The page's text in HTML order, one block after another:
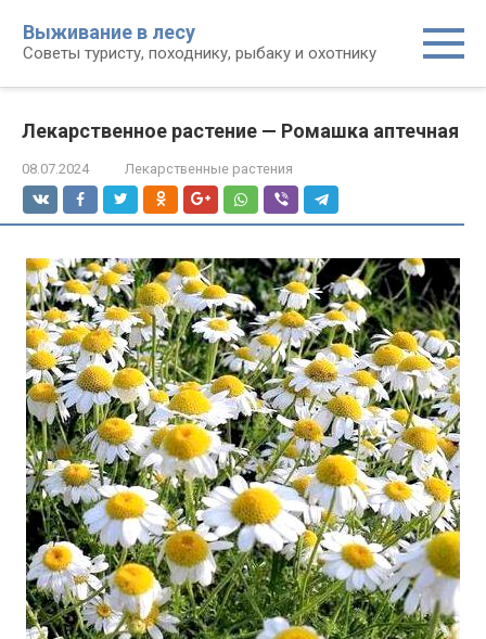
контенту
Выживание в лесу
Советы туристу, походнику, рыбаку и охотнику
Лекарственное растение — Ромашка аптечная
08.07.2024 Лекарственные растения